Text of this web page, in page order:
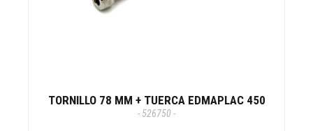
TORNILLO 78 MM + TUERCA EDMAPLAC 450
- 526750 -